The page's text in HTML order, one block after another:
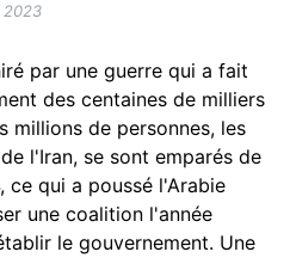
2023
par une guerre qui a fait
des centaines de milliers
millions de personnes, les
l'Iran, se sont emparés de
ce qui a poussé l'Arabie
une coalition l'année
le gouvernement. Une